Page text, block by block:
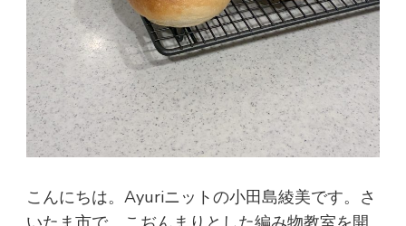
こんにちは。Ayuriニットの小田島綾美です。さ